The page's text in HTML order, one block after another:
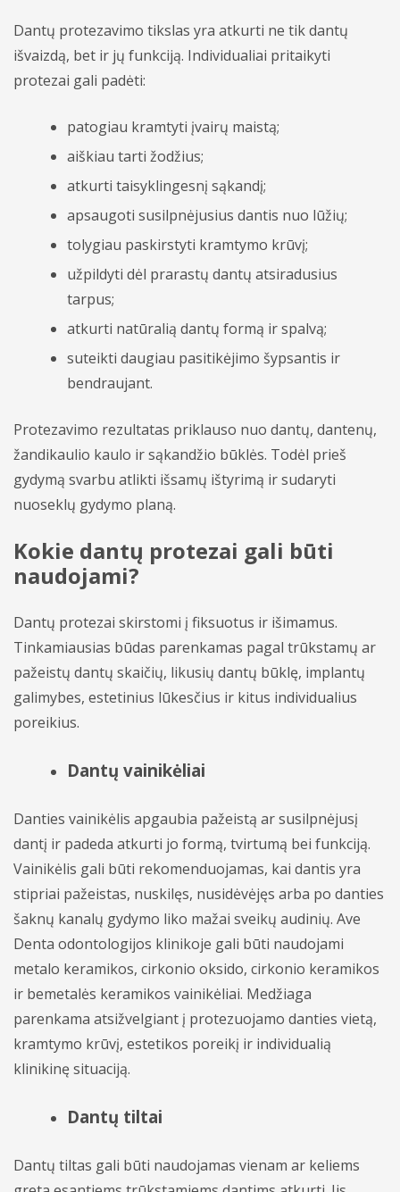
Dantų protezavimo tikslas yra atkurti ne tik dantų
išvaizdą, bet ir jų funkciją. Individualiai pritaikyti
protezai gali padėti:
patogiau kramtyti įvairų maistą;
aiškiau tarti žodžius;
atkurti taisyklingesnį sąkandį;
apsaugoti susilpnėjusius dantis nuo lūžių;
tolygiau paskirstyti kramtymo krūvį;
užpildyti dėl prarastų dantų atsiradusius
tarpus;
atkurti natūralią dantų formą ir spalvą;
suteikti daugiau pasitikėjimo šypsantis ir
bendraujant.
Protezavimo rezultatas priklauso nuo dantų, dantenų,
žandikaulio kaulo ir sąkandžio būklės. Todėl prieš
gydymą svarbu atlikti išsamų ištyrimą ir sudaryti
nuoseklų gydymo planą.
Kokie dantų protezai gali būti
naudojami?
Dantų protezai skirstomi į fiksuotus ir išimamus.
Tinkamiausias būdas parenkamas pagal trūkstamų ar
pažeistų dantų skaičių, likusių dantų būklę, implantų
galimybes, estetinius lūkesčius ir kitus individualius
poreikius.
Dantų vainikėliai
Danties vainikėlis apgaubia pažeistą ar susilpnėjusį
dantį ir padeda atkurti jo formą, tvirtumą bei funkciją.
Vainikėlis gali būti rekomenduojamas, kai dantis yra
stipriai pažeistas, nuskilęs, nusidėvėjęs arba po danties
šaknų kanalų gydymo liko mažai sveikų audinių. Ave
Denta odontologijos klinikoje gali būti naudojami
metalo keramikos, cirkonio oksido, cirkonio keramikos
ir bemetalės keramikos vainikėliai. Medžiaga
parenkama atsižvelgiant į protezuojamo danties vietą,
kramtymo krūvį, estetikos poreikį ir individualią
klinikinę situaciją.
Dantų tiltai
Dantų tiltas gali būti naudojamas vienam ar keliems